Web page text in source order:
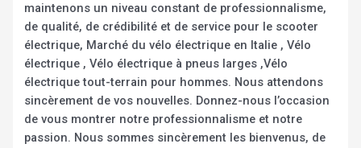
maintenons un niveau constant de professionnalisme,
de qualité, de crédibilité et de service pour le scooter
électrique, Marché du vélo électrique en Italie , Vélo
électrique , Vélo électrique à pneus larges ,Vélo
électrique tout-terrain pour hommes. Nous attendons
sincèrement de vos nouvelles. Donnez-nous l’occasion
de vous montrer notre professionnalisme et notre
passion. Nous sommes sincèrement les bienvenus, de